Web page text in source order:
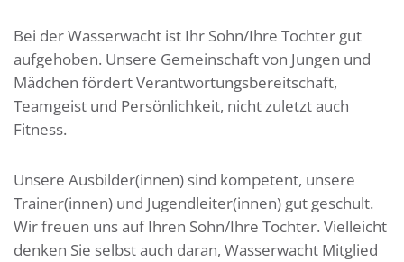
Bei der Wasserwacht ist Ihr Sohn/Ihre Tochter gut
aufgehoben. Unsere Gemeinschaft von Jungen und
Mädchen fördert Verantwortungsbereitschaft,
Teamgeist und Persönlichkeit, nicht zuletzt auch
Fitness.
Unsere Ausbilder(innen) sind kompetent, unsere
Trainer(innen) und Jugendleiter(innen) gut geschult.
Wir freuen uns auf Ihren Sohn/Ihre Tochter. Vielleicht
denken Sie selbst auch daran, Wasserwacht Mitglied